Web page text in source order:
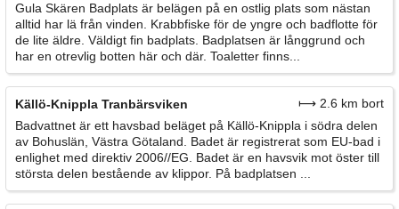
Gula Skären Badplats är belägen på en ostlig plats som nästan
alltid har lä från vinden. Krabbfiske för de yngre och badflotte för
de lite äldre. Väldigt fin badplats. Badplatsen är långgrund och
har en otrevlig botten här och där. Toaletter finns...
Källö-Knippla Tranbärsviken
⟼ 2.6 km bort
Badvattnet är ett havsbad beläget på Källö-Knippla i södra delen
av Bohuslän, Västra Götaland. Badet är registrerat som EU-bad i
enlighet med direktiv 2006//EG. Badet är en havsvik mot öster till
största delen bestående av klippor. På badplatsen ...